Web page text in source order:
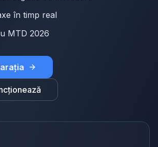
în timp real
MTD 2026